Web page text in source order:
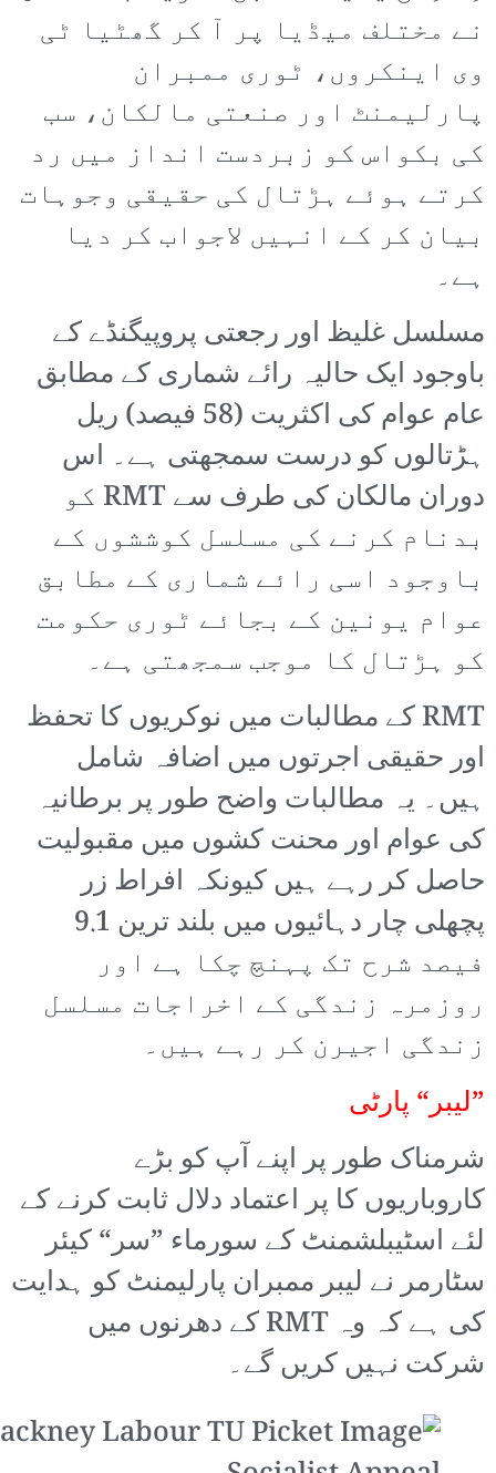
نے مختلف میڈیا پر آ کر گھٹیا ٹی
وی اینکروں، ٹوری ممبران
پارلیمنٹ اور صنعتی مالکان، سب
کی بکواس کو زبردست انداز میں رد
کرتے ہوئے ہڑتال کی حقیقی وجوہات
بیان کر کے انہیں لاجواب کر دیا
ہے۔
مسلسل غلیظ اور رجعتی پروپیگنڈے کے
باوجود ایک حالیہ رائے شماری کے مطابق
عام عوام کی اکثریت (58 فیصد) ریل
ہڑتالوں کو درست سمجھتی ہے۔ اس
دوران مالکان کی طرف سے RMT کو
بدنام کرنے کی مسلسل کوششوں کے
باوجود اسی رائے شماری کے مطابق
عوام یونین کے بجائے ٹوری حکومت
کو ہڑتال کا موجب سمجھتی ہے۔
RMT کے مطالبات میں نوکریوں کا تحفظ
اور حقیقی اجرتوں میں اضافہ شامل
ہیں۔ یہ مطالبات واضح طور پر برطانیہ
کی عوام اور محنت کشوں میں مقبولیت
حاصل کر رہے ہیں کیونکہ افراط زر
پچھلی چار دہائیوں میں بلند ترین 9.1
فیصد شرح تک پہنچ چکا ہے اور
روزمرہ زندگی کے اخراجات مسلسل
زندگی اجیرن کر رہے ہیں۔
”لیبر“ پارٹی
شرمناک طور پر اپنے آپ کو بڑے
کاروباریوں کا پر اعتماد دلال ثابت کرنے کے
لئے اسٹیبلشمنٹ کے سورماء ”سر“ کیئر
سٹارمر نے لیبر ممبران پارلیمنٹ کو ہدایت
کی ہے کہ وہ RMT کے دھرنوں میں
شرکت نہیں کریں گے۔